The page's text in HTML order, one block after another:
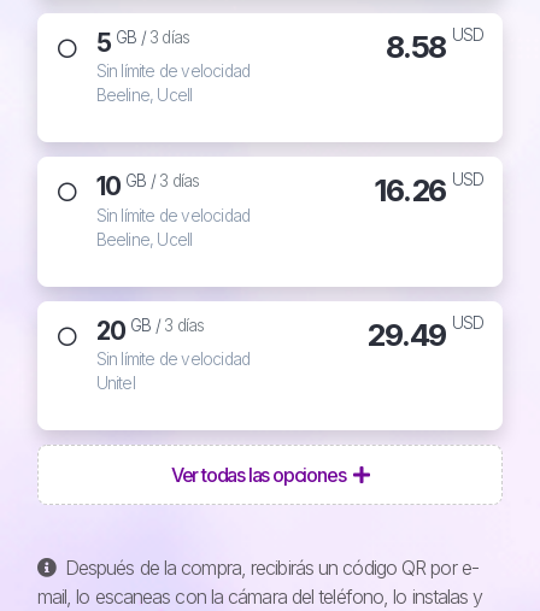
5 GB /3 días
Sin límite de velocidad
Beeline, Ucell
8.58 USD
10 GB /3 días
Sin límite de velocidad
Beeline, Ucell
16.26 USD
20 GB /3 días
Sin límite de velocidad
Unitel
29.49 USD
Ver todas las opciones
Después de la compra, recibirás un código QR por e-
mail, lo escaneas con la cámara del teléfono, lo instalas y